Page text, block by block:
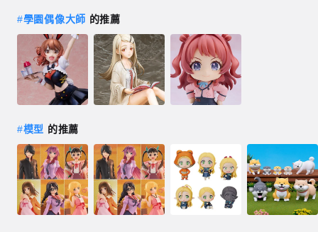
#學園偶像大師 的推薦
#模型 的推薦